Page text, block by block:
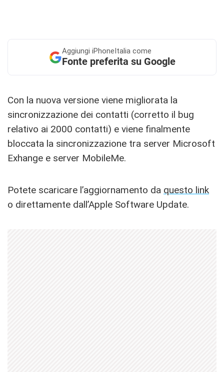
Aggiungi iPhoneItalia come
Fonte preferita su Google
Con la nuova versione viene migliorata la
sincronizzazione dei contatti (corretto il bug
relativo ai 2000 contatti) e viene finalmente
bloccata la sincronizzazione tra server Microsoft
Exhange e server MobileMe.
Potete scaricare l’aggiornamento da questo link
o direttamente dall’Apple Software Update.